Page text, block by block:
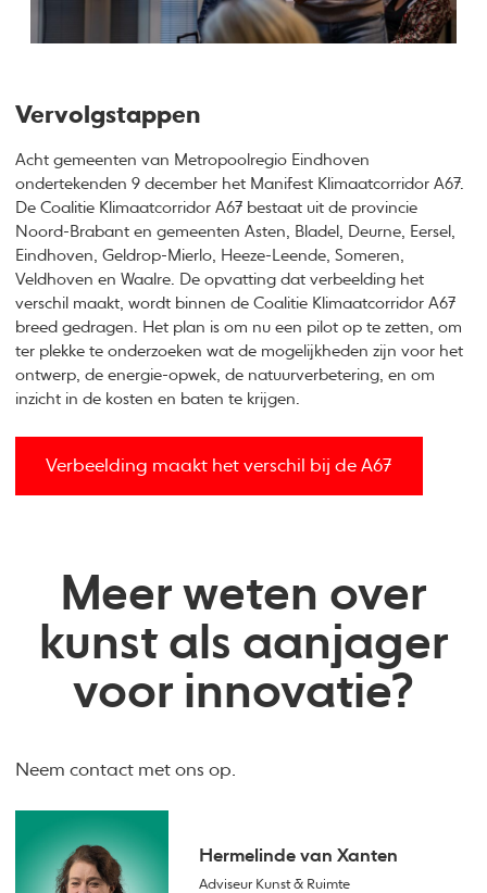
Vervolgstappen
Acht gemeenten van Metropoolregio Eindhoven
ondertekenden 9 december het Manifest Klimaatcorridor A67.
De Coalitie Klimaatcorridor A67 bestaat uit de provincie
Noord-Brabant en gemeenten Asten, Bladel, Deurne, Eersel,
Eindhoven, Geldrop-Mierlo, Heeze-Leende, Someren,
Veldhoven en Waalre. De opvatting dat verbeelding het
verschil maakt, wordt binnen de Coalitie Klimaatcorridor A67
breed gedragen. Het plan is om nu een pilot op te zetten, om
ter plekke te onderzoeken wat de mogelijkheden zijn voor het
ontwerp, de energie-opwek, de natuurverbetering, en om
inzicht in de kosten en baten te krijgen.
Verbeelding maakt het verschil bij de A67
Meer weten over
kunst als aanjager
voor innovatie?
Neem contact met ons op.
Hermelinde van Xanten
Adviseur Kunst & Ruimte